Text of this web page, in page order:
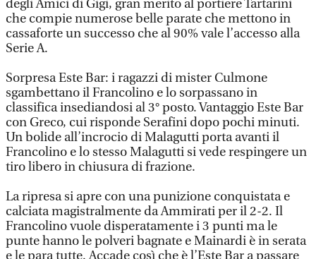
degli Amici di Gigi, gran merito al portiere Tartarini
che compie numerose belle parate che mettono in
cassaforte un successo che al 90% vale l’accesso alla
Serie A.
Sorpresa Este Bar: i ragazzi di mister Culmone
sgambettano il Francolino e lo sorpassano in
classifica insediandosi al 3° posto. Vantaggio Este Bar
con Greco, cui risponde Serafini dopo pochi minuti.
Un bolide all’incrocio di Malagutti porta avanti il
Francolino e lo stesso Malagutti si vede respingere un
tiro libero in chiusura di frazione.
La ripresa si apre con una punizione conquistata e
calciata magistralmente da Ammirati per il 2-2. Il
Francolino vuole disperatamente i 3 punti ma le
punte hanno le polveri bagnate e Mainardi è in serata
e le para tutte. Accade così che è l’Este Bar a passare